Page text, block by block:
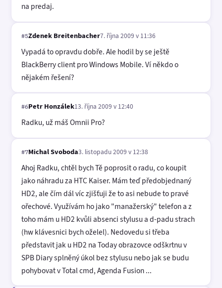
na predaj.
#5Zdenek Breitenbacher7. října 2009 v 11:36
Vypadá to opravdu dobře. Ale hodil by se ještě
BlackBerry client pro Windows Mobile. Ví někdo o
nějakém řešení?
#6Petr Honzálek13. října 2009 v 12:40
Radku, už máš Omnii Pro?
#7Michal Svoboda3. listopadu 2009 v 12:38
Ahoj Radku, chtěl bych Tě poprosit o radu, co koupit
jako náhradu za HTC Kaiser. Mám teď předobjednaný
HD2, ale čím dál víc zjišťuji že to asi nebude to pravé
ořechové. Využívám ho jako "manažerský" telefon a z
toho mám u HD2 kvůli absenci stylusu a d-padu strach
(hw klávesnici bych oželel). Nedovedu si třeba
představit jak u HD2 na Today obrazovce odškrtnu v
SPB Diary splněný úkol bez stylusu nebo jak se budu
pohybovat v Total cmd, Agenda Fusion ...